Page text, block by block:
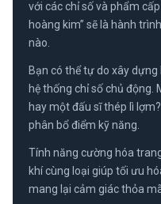
với các chỉ số và phẩm
hoàng kim” sẽ là hành
nào.
Bạn có thể tự do xây
hệ thống chỉ số chủ
hay một đấu sĩ thép lì
phân bổ điểm kỹ năng.
Tính năng cường hóa
khí cùng loại giúp tối ưu
mang lại cảm giác thỏa